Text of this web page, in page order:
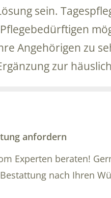
sein.
Angehörigen zu
zur
anfordern
Experten beraten!
nach Ihren